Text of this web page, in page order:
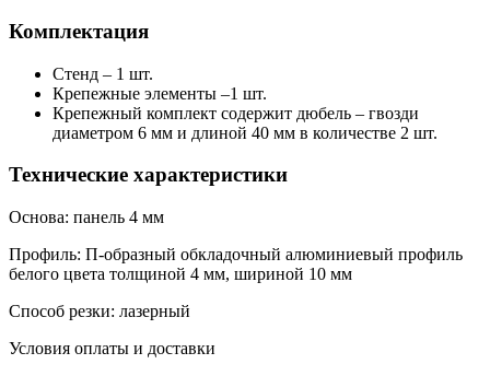
Комплектация
Стенд – 1 шт.
Крепежные элементы –1 шт.
Крепежный комплект содержит дюбель – гвозди
диаметром 6 мм и длиной 40 мм в количестве 2 шт.
Технические характеристики
Основа: панель 4 мм
Профиль: П-образный обкладочный алюминиевый профиль
белого цвета толщиной 4 мм, шириной 10 мм
Способ резки: лазерный
Условия оплаты и доставки